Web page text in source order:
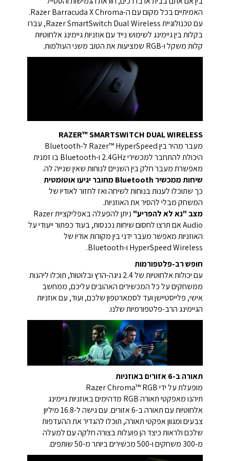
האמיתיים בכל מקום עם ה-Razer Barracuda X Chroma.
עם טכנולוגיית Razer SmartSwitch Dual Wireless, עברו
בקלות בין גיימינג לשימוש נייד עם אוזניות גיימינג אלחוטיות
קלות משקל ו-RGB שמציעות את הטוב משני העולמות.
RAZER™ SMARTSWITCH DUAL WIRELESS
מעבר מהיר בין Razer™ HyperSpeed ל-Bluetooth
היכולת להתחבר למכשירי 2.4GHz ו-Bluetooth בו זמנית
מאפשרת מעבר חלק בין השניים לנוחות שאין שנייה לה.
שיחות ממכשיר Bluetooth מחובר יגיעו אוטומטית
כך שתוכלו לענות בנוחות לשיחה ואז לחזור לאודיו של
המשחק מבלי להסיר את האוזניות.
מצב "נא לא להפריע"
ניתן להפעלה באפליקציית Razer
Audio אם תרצו לחסום שיחות נכנסות, בעוד כפתור ייעודי על
האוזניות מאפשר מעבר ידני בין מקורות אודיו של
HyperSpeed Wireless ו-Bluetooth.
חופש רב-פלטפורמות
עם יכולות אלחוטיות של 2.4 גיגה-הרץ ובלוטות', תוכלו ליהנות
ממשחקים על כל המכשירים האהובים עליכם, ממחשב
אישי, פלייסטיישן ועד לסמארטפון שלכם, ועוד, עם אוזניות
הגיימינג הרב-פלטפורמיות שלנו.
תאורה ב-6 אזורים באוזניות
מופעלת על ידי Razer Chroma™ RGB
תיהנו מאפקטי תאורה RGB מדהימים באוזניות גיימינג
אלחוטיות עם תאורה ב-6 אזורים. עם גישה ל-16.8 מיליון
צבעים ומגוון אפקטי תאורה, תוכלו להגדיר את ההעדפות
שלכם ולראות כיצד הן פועלות בצורה חלקה עם למעלה
מ-300 משחקים ו-500 מכשירים ביותר מ-50 שותפים.